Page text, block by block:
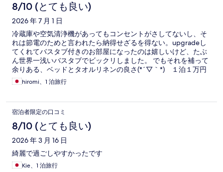
8/10 (とても良い)
2026 年 7 月 1 日
冷蔵庫や空気清浄機があってもコンセントがさしてないし、そ
れは節電のためと言われたら納得せざるを得ない。upgradeし
てくれてバスタブ付きのお部屋になったのは嬉しいけど、たぶ
ん世界一浅いバスタブでビックリしました。 でもそれを補って
余りある、ベッドとタオルリネンの良さ(*´▽｀*) １泊１万円
以下とは思えないベッドの心地良さとタオルの気持ち良さ❤️ ホ
テルの立地も良いし、また使うんだろうなぁ。 ホテルの人へ：
hiromi、1 泊旅行
宿泊者限定の口コミ
8/10 (とても良い)
2026 年 3 月 16 日
綺麗で過ごしやすかったです
Kie、1 泊旅行